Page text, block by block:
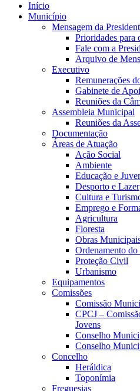
Início
Município
Mensagem da
Prioridades para
Fale com a
Arquivo de
Executivo
Remunerações
Gabinete de
Reuniões da
Assembleia Municipal
Reuniões da
Documentação
Áreas de Atuação
Ação Social
Ambiente
Educação e
Desporto e Lazer
Cultura e
Emprego e
Agricultura
Floresta
Obras
Ordenamento
Proteção Civil
Urbanismo
Equipamentos
Comissões
Comissão
CPCJ –
Jovens
Conselho
Conselho
Concelho
Heráldica
Toponímia
Freguesias